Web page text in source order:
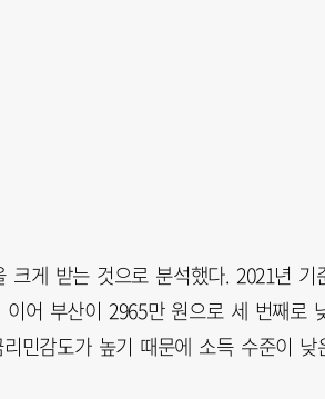
크게 받는 것으로 분석했다. 2021년 기
어 부산이 2965만 원으로 세 번째로
민감도가 높기 때문에 소득 수준이 낮